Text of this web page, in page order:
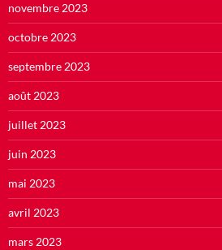
novembre 2023
octobre 2023
septembre 2023
août 2023
juillet 2023
juin 2023
mai 2023
avril 2023
mars 2023